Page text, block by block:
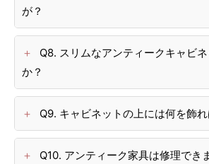
が？
Q8. スリムなアンティークキャビ
か？
Q9. キャビネットの上には何を飾
Q10. アンティーク家具は修理でき